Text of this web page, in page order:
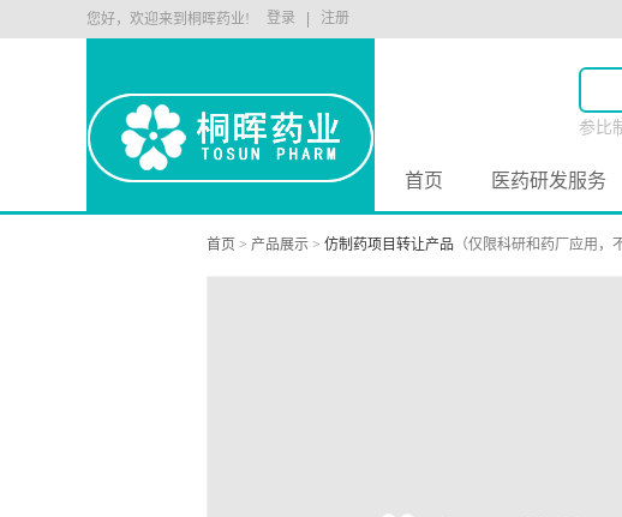
您好，欢迎来到桐晖药业! 注册
登录
参比
首页 医药研发服务
首页 > 产品展示 > 仿制药项目转让产品 （仅限科研和药厂应用，